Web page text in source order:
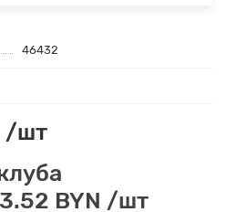
46432
/шт
BYN /шт